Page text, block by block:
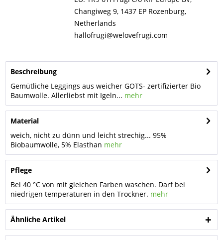
Changiweg 9, 1437 EP Rozenburg,
Netherlands
hallofrugi@welovefrugi.com
Beschreibung
Gemütliche Leggings aus weicher GOTS- zertifizierter Bio
Baumwolle. Allerliebst mit Igeln... mehr
Material
weich, nicht zu dünn und leicht strechig... 95%
Biobaumwolle, 5% Elasthan mehr
Pflege
Bei 40 °C von mit gleichen Farben waschen. Darf bei
niedrigen temperaturen in den Trockner. mehr
Ähnliche Artikel